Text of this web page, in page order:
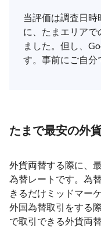
当評価は調査日
に、たまエリアで
ました。但し、
す。事前にご自分
たまで最安の外
外貨両替する際に、
為替レートです。為
きるだけミッドマー
外国為替取引をする
で取引できる外貨両